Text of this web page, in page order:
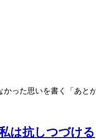
った思いを書く「あと
は抗しつづける